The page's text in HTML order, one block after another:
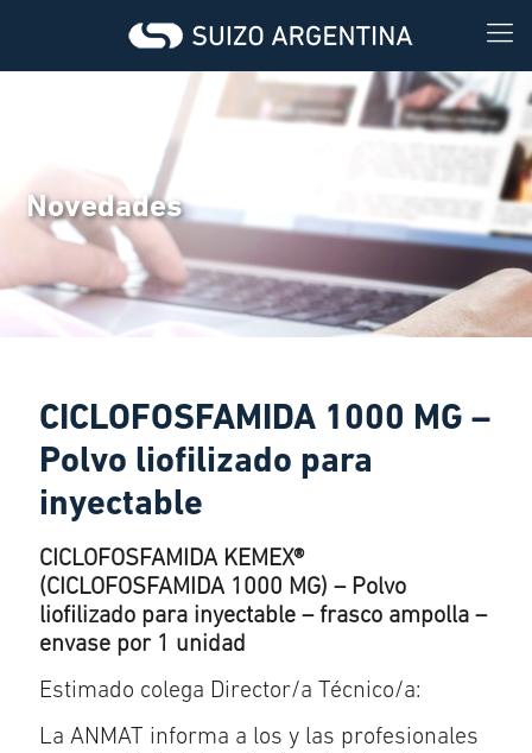
Novedades
CICLOFOSFAMIDA 1000 MG –
Polvo liofilizado para
inyectable
CICLOFOSFAMIDA KEMEX®
(CICLOFOSFAMIDA 1000 MG) – Polvo
liofilizado para inyectable – frasco ampolla –
envase por 1 unidad
Estimado colega Director/a Técnico/a:
La ANMAT informa a los y las profesionales